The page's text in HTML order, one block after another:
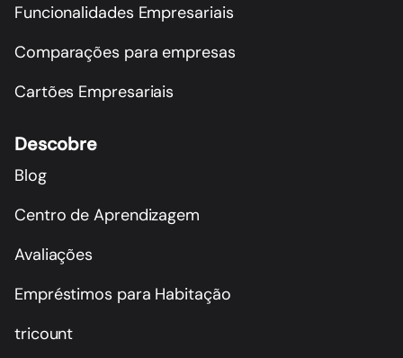
Funcionalidades Empresariais
Comparações para empresas
Cartões Empresariais
Descobre
Blog
Centro de Aprendizagem
Avaliações
Empréstimos para Habitação
tricount